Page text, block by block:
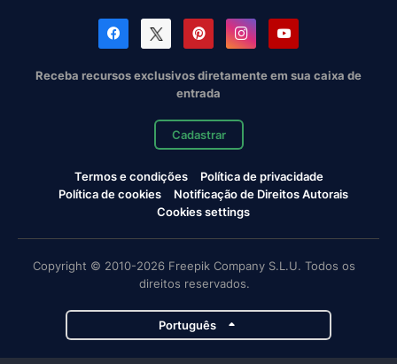
Receba recursos exclusivos diretamente em sua caixa de
entrada
Cadastrar
Termos e condições
Política de privacidade
Política de cookies
Notificação de Direitos Autorais
Cookies settings
Copyright © 2010-2026 Freepik Company S.L.U. Todos os
direitos reservados.
Português